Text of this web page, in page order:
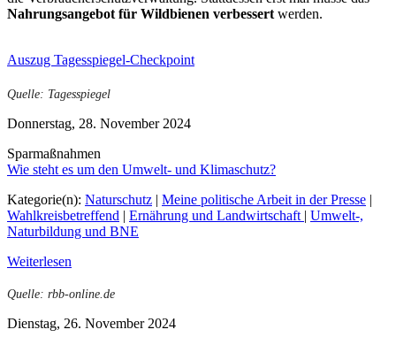
Nahrungsangebot für Wildbienen verbessert werden.
Auszug Tagesspiegel-Checkpoint
Quelle: Tagesspiegel
Donnerstag, 28. November 2024
Sparmaßnahmen
Wie steht es um den Umwelt- und Klimaschutz?
Kategorie(n): Naturschutz | Meine politische Arbeit in der Presse |
Wahlkreisbetreffend | Ernährung und Landwirtschaft | Umwelt-,
Naturbildung und BNE
Weiterlesen
Quelle: rbb-online.de
Dienstag, 26. November 2024